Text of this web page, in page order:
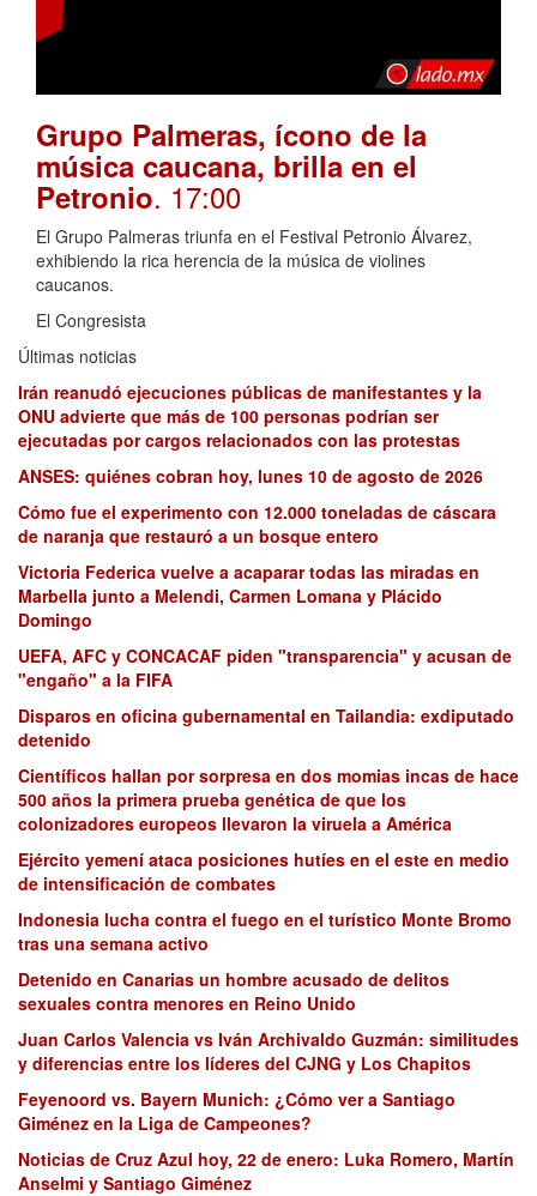
Grupo Palmeras, ícono de la
música caucana, brilla en el
Petronio. 17:00
El Grupo Palmeras triunfa en el Festival Petronio Álvarez,
exhibiendo la rica herencia de la música de violines
caucanos.
El Congresista
Últimas noticias
Irán reanudó ejecuciones públicas de manifestantes y la
ONU advierte que más de 100 personas podrían ser
ejecutadas por cargos relacionados con las protestas
ANSES: quiénes cobran hoy, lunes 10 de agosto de 2026
Cómo fue el experimento con 12.000 toneladas de cáscara
de naranja que restauró a un bosque entero
Victoria Federica vuelve a acaparar todas las miradas en
Marbella junto a Melendi, Carmen Lomana y Plácido
Domingo
UEFA, AFC y CONCACAF piden "transparencia" y acusan de
"engaño" a la FIFA
Disparos en oficina gubernamental en Tailandia: exdiputado
detenido
Científicos hallan por sorpresa en dos momias incas de hace
500 años la primera prueba genética de que los
colonizadores europeos llevaron la viruela a América
Ejército yemení ataca posiciones hutíes en el este en medio
de intensificación de combates
Indonesia lucha contra el fuego en el turístico Monte Bromo
tras una semana activo
Detenido en Canarias un hombre acusado de delitos
sexuales contra menores en Reino Unido
Juan Carlos Valencia vs Iván Archivaldo Guzmán: similitudes
y diferencias entre los líderes del CJNG y Los Chapitos
Feyenoord vs. Bayern Munich: ¿Cómo ver a Santiago
Giménez en la Liga de Campeones?
Noticias de Cruz Azul hoy, 22 de enero: Luka Romero, Martín
Anselmi y Santiago Giménez